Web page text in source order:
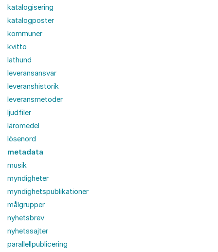
katalogisering
katalogposter
kommuner
kvitto
lathund
leveransansvar
leveranshistorik
leveransmetoder
ljudfiler
läromedel
lösenord
metadata
musik
myndigheter
myndighetspublikationer
målgrupper
nyhetsbrev
nyhetssajter
parallellpublicering